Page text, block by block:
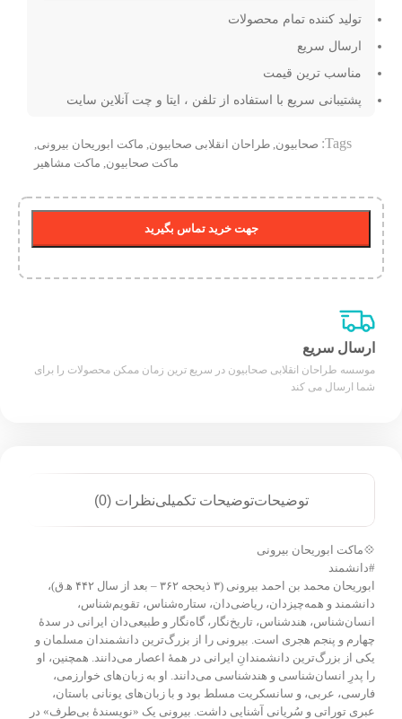
تولید کننده تمام محصولات
ارسال سریع
مناسب ترین قیمت
پشتیبانی سریع با استفاده از تلفن ، ایتا و چت آنلاین سایت
Tags: صحابیون, طراحان انقلابی صحابیون, ماکت ابوریحان بیرونی,
ماکت صحابیون, ماکت مشاهیر
جهت خرید تماس بگیرید
ارسال سریع
موسسه طراحان انقلابی صحابیون در سریع ترین زمان ممکن محصولات را برای
شما ارسال می کند
توضیحاتتوضیحات تکمیلینظرات (0)
💠ماکت ابوریحان بیرونی
#دانشمند
ابوریحان محمد بن احمد بیرونی (۳ ذیحجه ۳۶۲ – بعد از سال ۴۴۲ ه‍.ق)،
دانشمند و همه‌چیزدان، ریاضی‌دان، ستاره‌شناس، تقویم‌شناس،
انسان‌شناس، هندشناس، تاریخ‌نگار، گاه‌نگار و طبیعی‌دان ایرانی در سدهٔ
چهارم و پنجم هجری است. بیرونی را از بزرگ‌ترین دانشمندان مسلمان و
یکی از بزرگ‌ترین دانشمندانِ ایرانی در همهٔ اعصار می‌دانند. همچنین، او
را پدرِ انسان‌شناسی و هندشناسی می‌دانند. او به زبان‌های خوارزمی،
فارسی، عربی، و سانسکریت مسلط بود و با زبان‌های یونانی باستان،
عبری توراتی و سُریانی آشنایی داشت. بیرونی یک «نویسندهٔ بی‌طرف» در